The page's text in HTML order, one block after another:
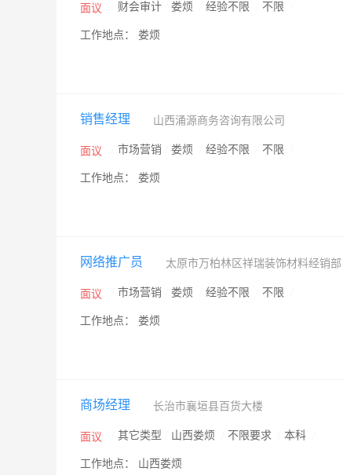
面议 财会审计 娄烦 经验不限 不限
工作地点： 娄烦
销售经理 山西涌源商务咨询有限公司
面议 市场营销 娄烦 经验不限 不限
工作地点： 娄烦
网络推广员 太原市万柏林区祥瑞装饰材料经销部
面议 市场营销 娄烦 经验不限 不限
工作地点： 娄烦
商场经理 长治市襄垣县百货大楼
面议 其它类型 山西娄烦 不限要求 本科
工作地点： 山西娄烦